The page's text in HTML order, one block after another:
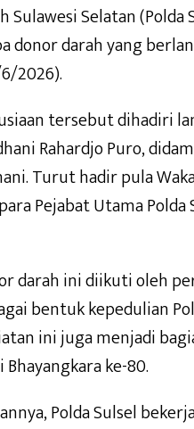
Sulawesi Selatan
donor darah yang
2026).
tersebut dihadiri
Rahardjo Puro,
Turut hadir pula
Pejabat Utama
darah ini diikuti oleh
bentuk kepedulian
ini juga menjadi
ke-80.
Polda Sulsel